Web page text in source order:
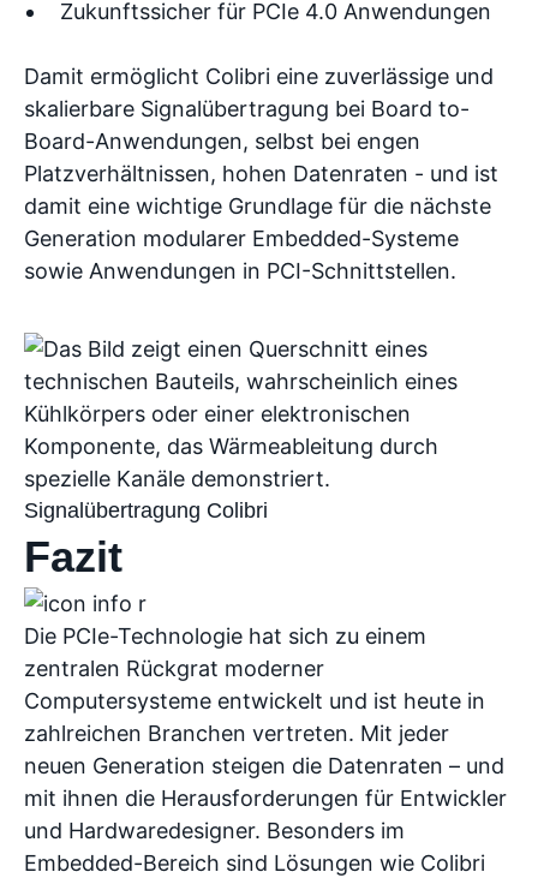
Zukunftssicher für PCIe 4.0 Anwendungen
Damit ermöglicht Colibri eine zuverlässige und
skalierbare Signalübertragung bei Board to-
Board-Anwendungen, selbst bei engen
Platzverhältnissen, hohen Datenraten - und ist
damit eine wichtige Grundlage für die nächste
Generation modularer Embedded-Systeme
sowie Anwendungen in PCI-Schnittstellen.
Signalübertragung Colibri
Fazit
Die PCIe-Technologie hat sich zu einem
zentralen Rückgrat moderner
Computersysteme entwickelt und ist heute in
zahlreichen Branchen vertreten. Mit jeder
neuen Generation steigen die Datenraten – und
mit ihnen die Herausforderungen für Entwickler
und Hardwaredesigner. Besonders im
Embedded-Bereich sind Lösungen wie Colibri